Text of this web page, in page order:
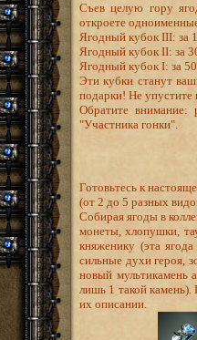
Съев целую гору
откроете
Ягодный кубок III: за
Ягодный кубок II: за
Ягодный кубок I: за
Эти кубки станут
подарки! Не упустите
Обратите внимание:
"Участника гонки".
Готовьтесь к
(от 2 до 5 разных
Собирая ягоды в
монеты, хлопушки,
княженику (эта
сильные духи героя,
новый мультикамень
лишь 1 такой камень).
их описании.